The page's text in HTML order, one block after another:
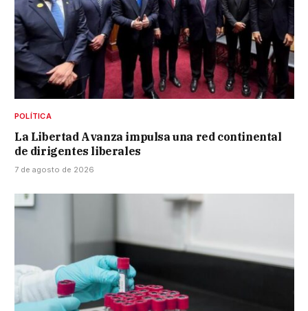
POLÍTICA
La Libertad Avanza impulsa una red continental
de dirigentes liberales
7 de agosto de 2026